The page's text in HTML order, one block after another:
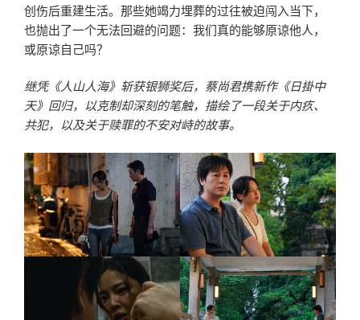
创伤后重建生活。那些她竭力埋葬的过往被迫闯入当下，
也抛出了一个无法回避的问题：我们真的能够原谅他人，
或原谅自己吗？
继凭《人山人海》斩获银狮奖后，蔡尚君携新作《日掛中
天》回归，以克制却深刻的笔触，描绘了一段关于内疚、
共犯，以及关于赎罪的不安对峙的故事。